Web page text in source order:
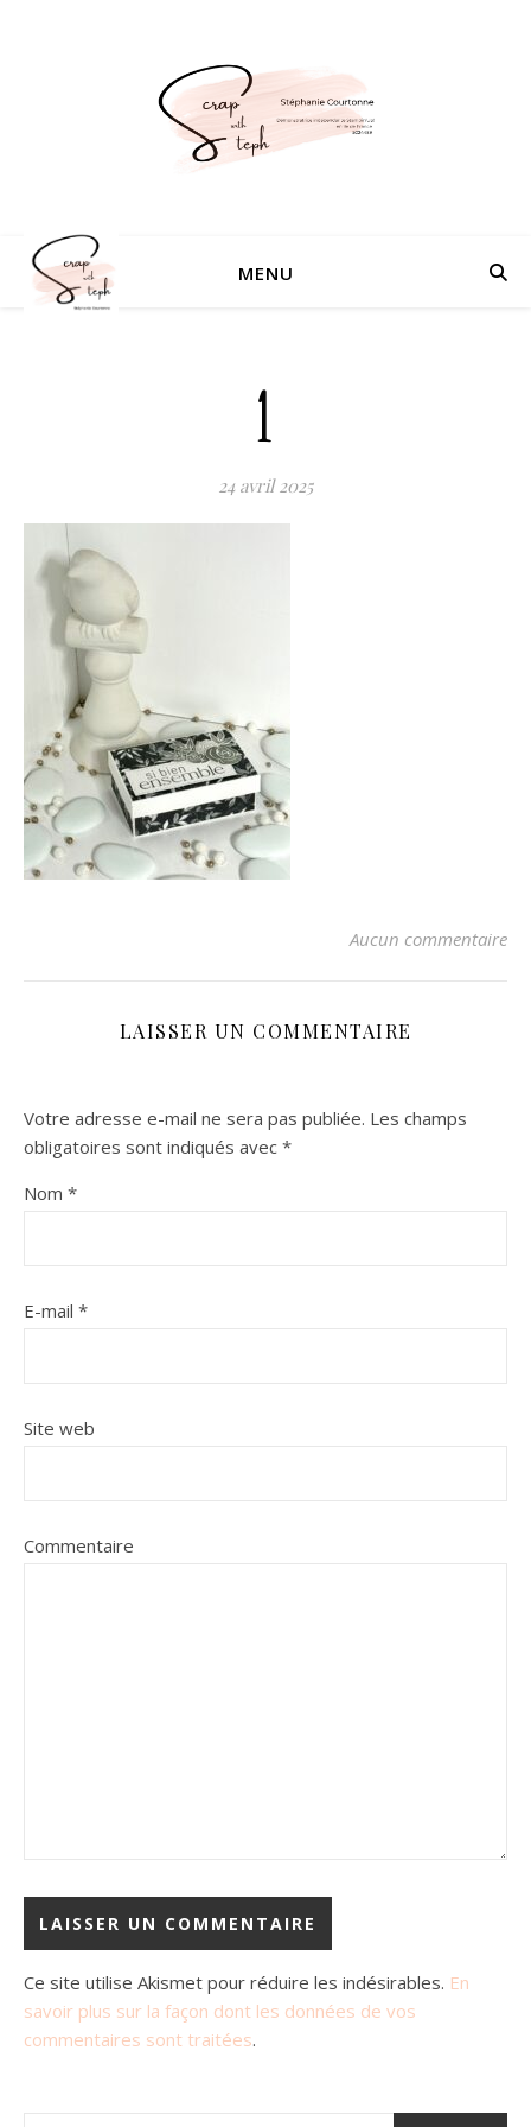
MENU
1
24 avril 2025
Aucun commentaire
LAISSER UN COMMENTAIRE
Votre adresse e-mail ne sera pas publiée. Les champs
obligatoires sont indiqués avec *
Nom *
E-mail *
Site web
Commentaire
Ce site utilise Akismet pour réduire les indésirables. En
savoir plus sur la façon dont les données de vos
commentaires sont traitées.